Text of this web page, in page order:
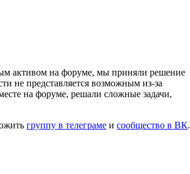
активом на форуме, мы приняли решение
не представляется возможным из-за
на форуме, решали сложные задачи,
группу в телеграме и сообщество в ВК.